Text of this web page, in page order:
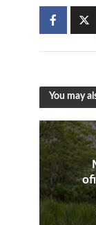
You may